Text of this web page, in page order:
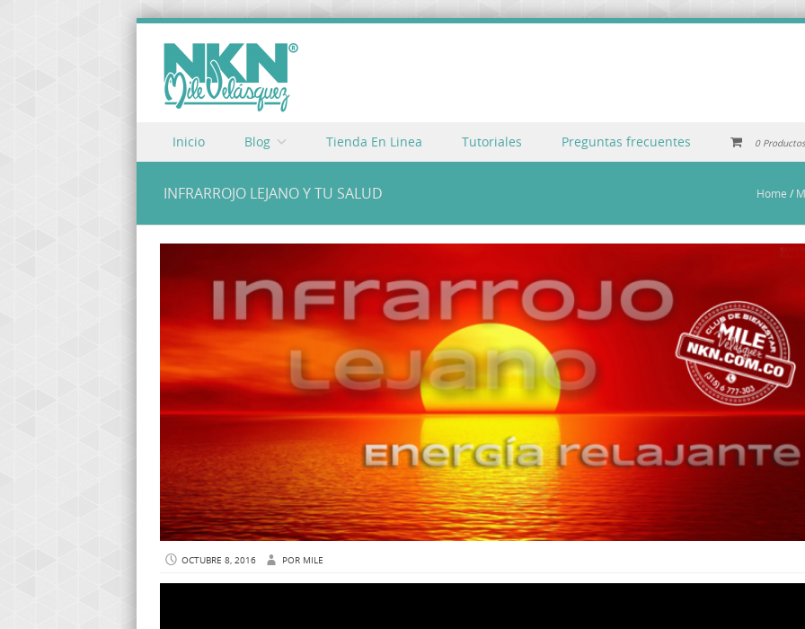
Menu
Skip to content
Inicio Blog Tienda En Linea Tutoriales Preguntas frecuentes 0 Productos
INFRARROJO LEJANO Y TU SALUD Home /
OCTUBRE 8, 2016 POR MILE